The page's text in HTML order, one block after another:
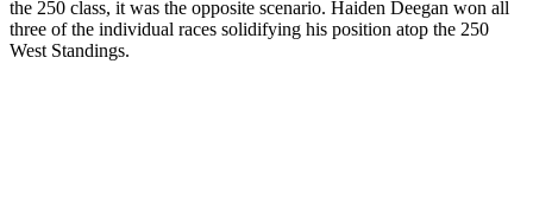
the 250 class, it was the opposite scenario. Haiden Deegan won all
three of the individual races solidifying his position atop the 250
West Standings.